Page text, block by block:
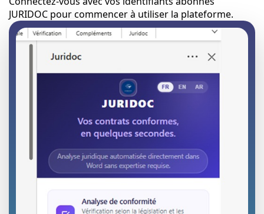
JURIDOC pour commencer à utiliser la plateforme.